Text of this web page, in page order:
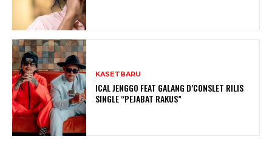
KASETBARU
ICAL JENGGO FEAT GALANG D’CONSLET RILIS
SINGLE “PEJABAT RAKUS”